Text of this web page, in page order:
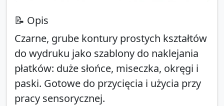
📝 Opis
Czarne, grube kontury prostych kształtów
do wydruku jako szablony do naklejania
płatków: duże słońce, miseczka, okręgi i
paski. Gotowe do przycięcia i użycia przy
pracy sensorycznej.